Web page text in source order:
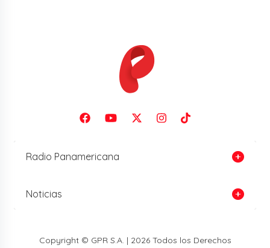
Radio Panamericana
Noticias
Copyright © GPR S.A. | 2026 Todos los Derechos